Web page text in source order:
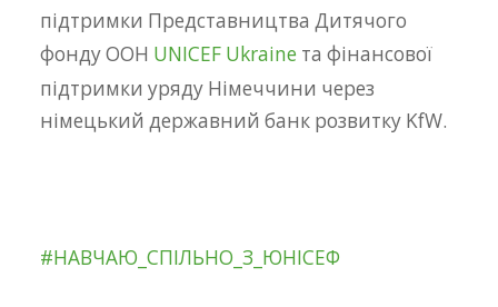
підтримки Представництва Дитячого
фонду ООН UNICEF Ukraine та фінансової
підтримки уряду Німеччини через
німецький державний банк розвитку KfW.
#НАВЧАЮ_СПІЛЬНО_З_ЮНІСЕФ